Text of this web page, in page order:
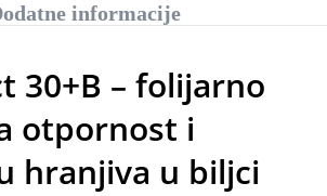
informacije
30+B – folijarno
otpornost i
hranjiva u biljci